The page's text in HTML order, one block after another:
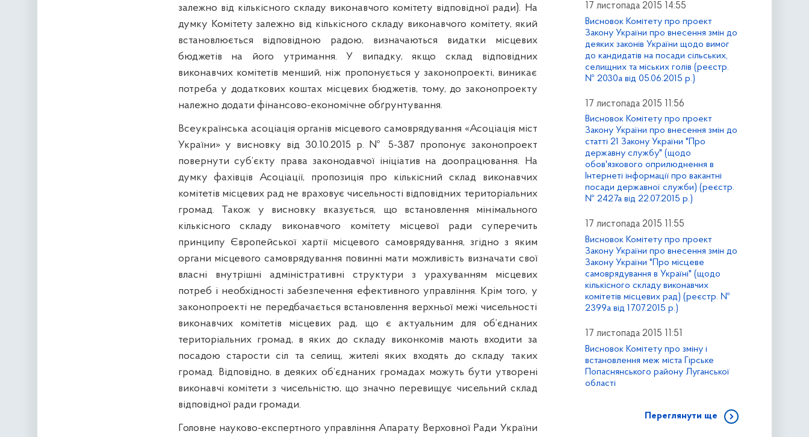
залежно від кількісного складу виконавчого комітету відповідної ради). На
думку Комітету залежно від кількісного складу виконавчого комітету, який
встановлюється відповідною радою, визначаються видатки місцевих
бюджетів на його утримання. У випадку, якщо склад відповідних
виконавчих комітетів менший, ніж пропонується у законопроекті, виникає
потреба у додаткових коштах місцевих бюджетів, тому, до законопроекту
належно додати фінансово-економічне обґрунтування.
Всеукраїнська асоціація органів місцевого самоврядування «Асоціація міст
України» у висновку від 30.10.2015 р. № 5-387 пропонує законопроект
повернути суб’єкту права законодавчої ініціатив на доопрацювання. На
думку фахівців Асоціації, пропозиція про кількісний склад виконавчих
комітетів місцевих рад не враховує чисельності відповідних територіальних
громад. Також у висновку вказується, що встановлення мінімального
кількісного складу виконавчого комітету місцевої ради суперечить
принципу Європейської хартії місцевого самоврядування, згідно з яким
органи місцевого самоврядування повинні мати можливість визначати свої
власні внутрішні адміністративні структури з урахуванням місцевих
потреб і необхідності забезпечення ефективного управління. Крім того, у
законопроекті не передбачається встановлення верхньої межі чисельності
виконавчих комітетів місцевих рад, що є актуальним для об’єднаних
територіальних громад, в яких до складу виконкомів мають входити за
посадою старости сіл та селищ, жителі яких входять до складу таких
громад. Відповідно, в деяких об’єднаних громадах можуть бути утворені
виконавчі комітети з чисельністю, що значно перевищує чисельний склад
відповідної ради громади.
Головне науково-експертного управління Апарату Верховної Ради України
17 листопада 2015 14:55
Висновок Комітету про проект
Закону України про внесення змін до
деяких законів України щодо вимог
до кандидатів на посади сільських,
селищних та міських голів (реєстр.
№ 2030а від 05.06.2015 р.)
17 листопада 2015 11:56
Висновок Комітету про проект
Закону України про внесення змін до
статті 21 Закону України "Про
державну службу" (щодо
обов'язкового оприлюднення в
Інтернеті інформації про вакантні
посади державної служби) (реєстр.
№ 2427а від 22.07.2015 р.)
17 листопада 2015 11:55
Висновок Комітету про проект
Закону України про внесення змін до
Закону України "Про місцеве
самоврядування в Україні" (щодо
кількісного складу виконавчих
комітетів місцевих рад) (реєстр. №
2399а від 17.07.2015 р.)
17 листопада 2015 11:51
Висновок Комітету про зміну і
встановлення меж міста Гірське
Попаснянського району Луганської
області
Переглянути ще